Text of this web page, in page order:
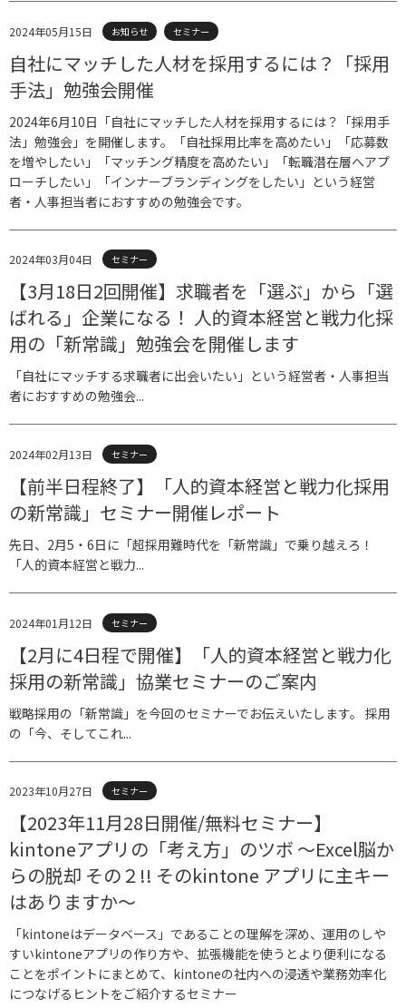
2024年05月15日 お知らせ セミナー
自社にマッチした人材を採用するには？「採用
手法」勉強会開催
2024年6月10日「自社にマッチした人材を採用するには？「採用手
法」勉強会」を開催します。「自社採用比率を高めたい」「応募数
を増やしたい」「マッチング精度を高めたい」「転職潜在層へアプ
ローチしたい」「インナーブランディングをしたい」という経営
者・人事担当者におすすめの勉強会です。
2024年03月04日 セミナー
【3月18日2回開催】求職者を「選ぶ」から「選
ばれる」企業になる！ 人的資本経営と戦力化採
用の「新常識」勉強会を開催します
「自社にマッチする求職者に出会いたい」という経営者・人事担当
者におすすめの勉強会...
2024年02月13日 セミナー
【前半日程終了】「人的資本経営と戦力化採用
の新常識」セミナー開催レポート
先日、2月5・6日に「超採用難時代を「新常識」で乗り越えろ！
「人的資本経営と戦力...
2024年01月12日 セミナー
【2月に4日程で開催】「人的資本経営と戦力化
採用の新常識」協業セミナーのご案内
戦略採用の「新常識」を今回のセミナーでお伝えいたします。 採用
の「今、そしてこれ...
2023年10月27日 セミナー
【2023年11月28日開催/無料セミナー】
kintoneアプリの「考え方」のツボ 〜Excel脳か
らの脱却 その２!! そのkintone アプリに主キー
はありますか〜
「kintoneはデータベース」であることの理解を深め、運用のしや
すいkintoneアプリの作り方や、拡張機能を使うとより便利になる
ことをポイントにまとめて、kintoneの社内への浸透や業務効率化
につなげるヒントをご紹介するセミナー